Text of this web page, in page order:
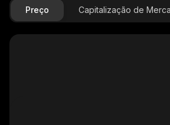
Preço Capitalização de